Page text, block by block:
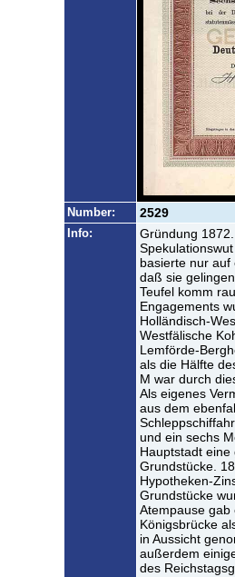
Number: 2529
Info:
Gründung
basierte nur auf
daß sie
Teufel komm
Engagements
Holländisch-
Westfälische
Lemförde-
als die Hälfte
M war durch
Als eigenes
aus dem
und ein sechs
Hauptstadt
Grundstücke.
Hypotheken-
Grundstücke
Atempause gab
Königsbrücke
in Aussicht
außerdem
des